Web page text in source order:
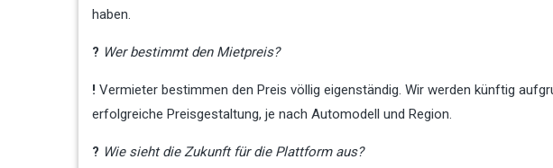
haben.
? Wer bestimmt den Mietpreis?
! Vermieter bestimmen den Preis völlig eigenständig. Wir werden künftig
erfolgreiche Preisgestaltung, je nach Automodell und Region.
? Wie sieht die Zukunft für die Plattform aus?